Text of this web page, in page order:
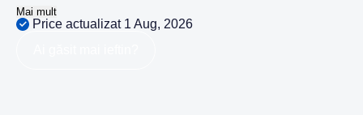
Mai mult
Price actualizat 1 Aug, 2026